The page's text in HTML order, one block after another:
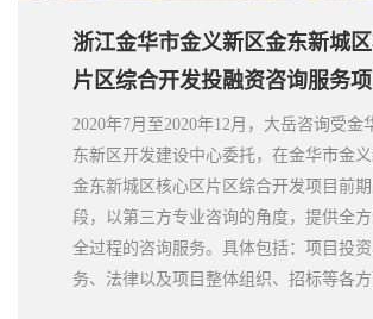
浙江金华市金义新区金东新城
片区综合开发投融资咨询服务项
2020年7月至2020年12月，大岳咨询受金
东新区开发建设中心委托，在金华市金义
金东新城区核心区片区综合开发项目前
段，以第三方专业咨询的角度，提供全方
全过程的咨询服务。具体包括：项目投
务、法律以及项目整体组织、招标等各